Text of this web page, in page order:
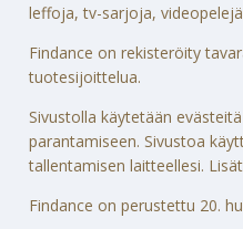
leffoja, tv-sarjoja,
Findance on rekisteröity
tuotesijoittelua.
Sivustolla käytetään
parantamiseen. Sivustoa
tallentamisen laitteellesi.
Findance on perustettu 20.